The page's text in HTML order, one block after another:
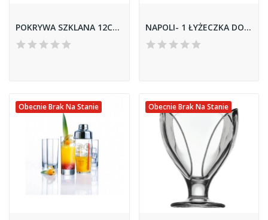
POKRYWA SZKLANA 12CM 93821 NAPOLI- 1 ŁYŻECZKA DO HERBATY 28599
Obecnie Brak Na Stanie Obecnie Brak Na Stanie